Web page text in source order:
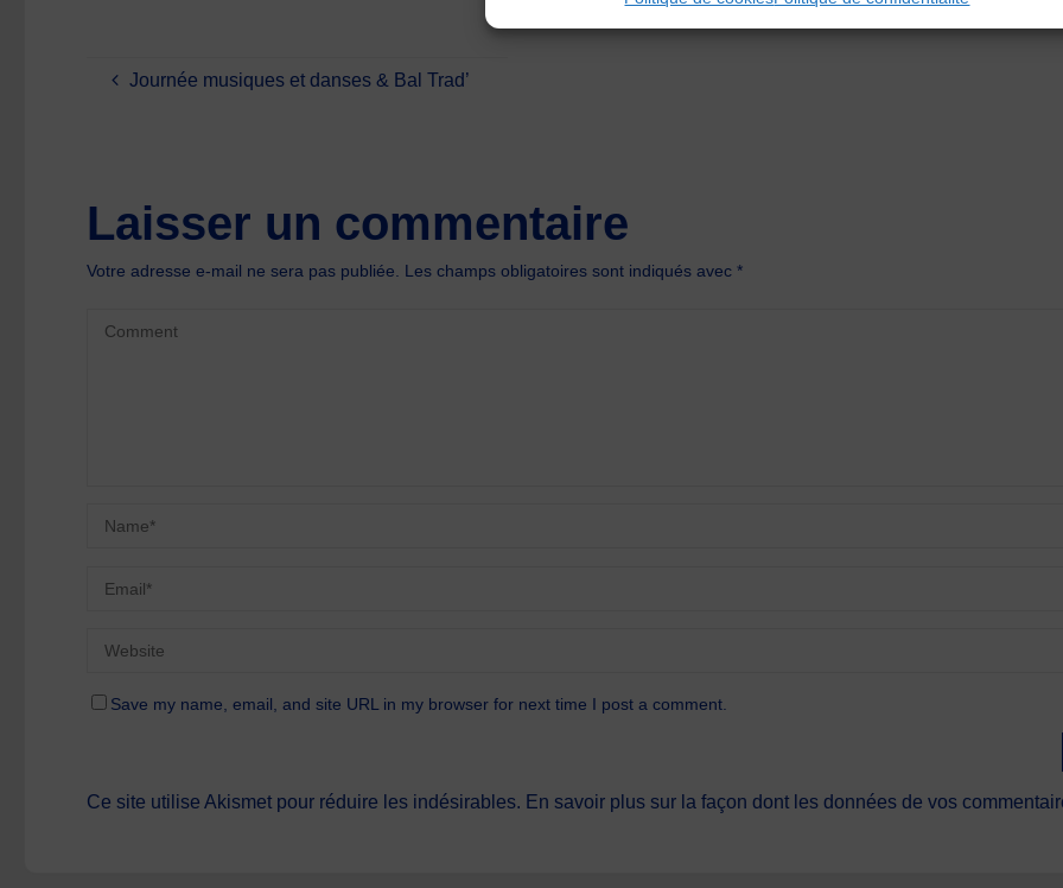
Journée musiques et danses & Bal Trad’
Laisser un commentaire
Votre adresse e-mail ne sera pas publiée. Les champs obligatoires sont indiqués avec*
Save my name, email, and site URL in my browser for next time I post a comment.
Ce site utilise Akismet pour réduire les indésirables. En savoir plus sur la façon dont les données de vos